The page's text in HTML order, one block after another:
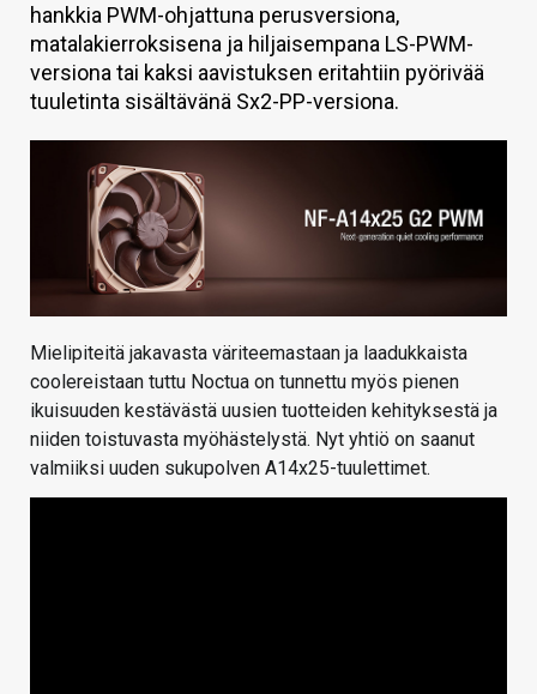
KAUPPA
VAIHDA TEEMA
hankkia PWM-ohjattuna perusversiona,
matalakierroksisena ja hiljaisempana LS-PWM-
versiona tai kaksi aavistuksen eritahtiin pyörivää
tuuletinta sisältävänä Sx2-PP-versiona.
Mielipiteitä jakavasta väriteemastaan ja laadukkaista
coolereistaan tuttu Noctua on tunnettu myös pienen
ikuisuuden kestävästä uusien tuotteiden kehityksestä ja
niiden toistuvasta myöhästelystä. Nyt yhtiö on saanut
valmiiksi uuden sukupolven A14x25-tuulettimet.